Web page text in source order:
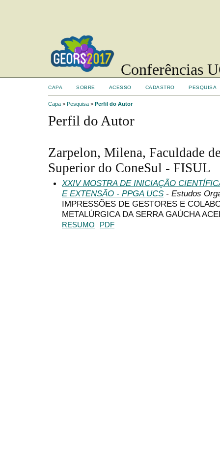
Conferências
CAPA SOBRE ACESSO CADASTRO PESQUISA
Capa > Pesquisa > Perfil do Autor
Perfil do Autor
Zarpelon, Milena, Faculdade
Superior do ConeSul - FISUL
XXIV MOSTRA DE INICIAÇÃO
E EXTENSÃO - PPGA UCS - Estudos
IMPRESSÕES DE GESTORES E
METALÚRGICA DA SERRA GAÚCHA
RESUMO PDF